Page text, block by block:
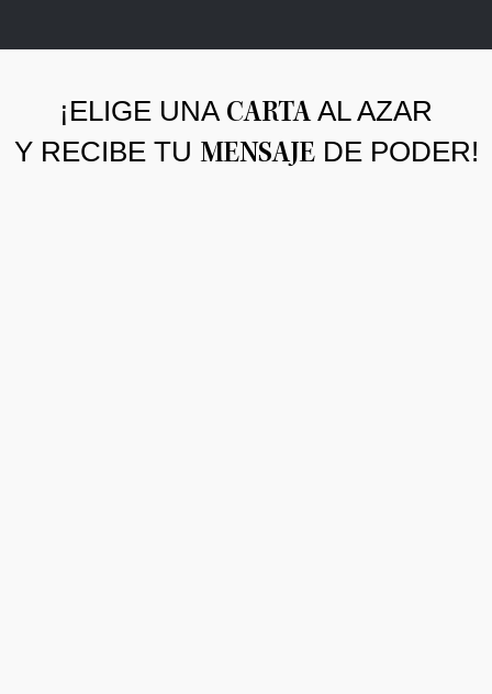
¡ELIGE UNA CARTA AL AZAR
Y RECIBE TU MENSAJEDE PODER!